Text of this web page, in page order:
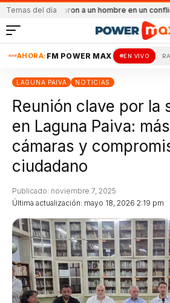
Temas del día
Balearon a un hombre en un conflicto familiar
AHORA: FM POWER MAX EN VIVO
LAGUNA PAIVA NOTICIAS
Reunión clave por la
en Laguna Paiva:
cámaras y
ciudadano
Última actualización: mayo 18, 2026 2:19 pm
Publicado: noviembre 7, 2025